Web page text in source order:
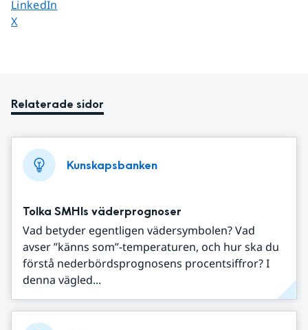
Dela sidan på
LinkedIn
Dela sidan på
X
Relaterade sidor
Kunskapsbanken
Tolka SMHIs väderprognoser
Vad betyder egentligen vädersymbolen? Vad
avser ”känns som”-temperaturen, och hur ska du
förstå nederbördsprognosens procentsiffror? I
denna vägled...